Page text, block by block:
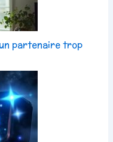
partenaire trop